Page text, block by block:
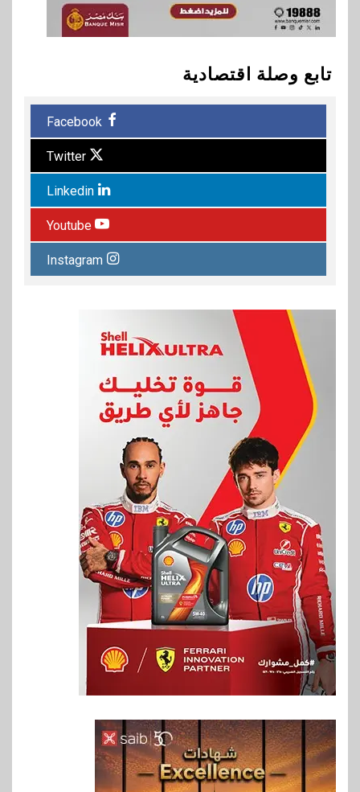
تابع وصلة اقتصادية
Facebook
Twitter
Linkedin
Youtube
Instagram
6
اخبار
غرفة القاهرة تنظم ندوة إلكترونية